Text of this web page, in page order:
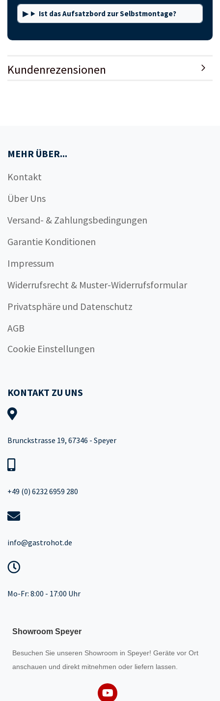
Ist das Aufsatzbord zur Selbstmontage?
Kundenrezensionen
MEHR ÜBER...
Kontakt
Über Uns
Versand- & Zahlungsbedingungen
Garantie Konditionen
Impressum
Widerrufsrecht & Muster-Widerrufsformular
Privatsphäre und Datenschutz
AGB
Cookie Einstellungen
KONTAKT ZU UNS
Brunckstrasse 19, 67346 - Speyer
+49 (0) 6232 6959 280
info@gastrohot.de
Mo-Fr: 8:00 - 17:00 Uhr
Showroom Speyer
Besuchen Sie unseren Showroom in Speyer! Geräte vor Ort
anschauen und direkt mitnehmen oder liefern lassen.